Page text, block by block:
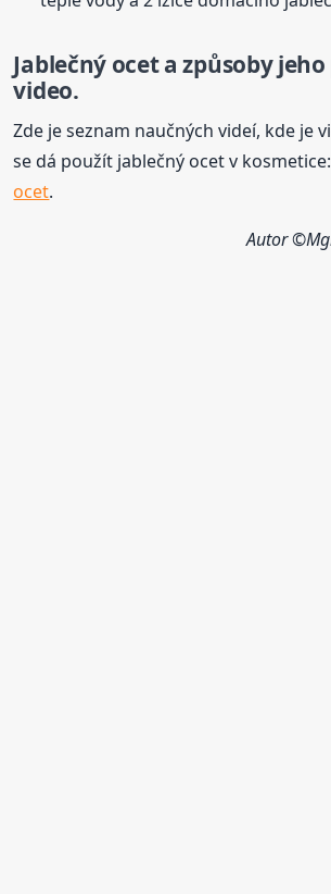
Jablečný ocet a způsoby
video.
Zde je seznam naučných videí, kde je
se dá použít jablečný ocet v
ocet.
Autor